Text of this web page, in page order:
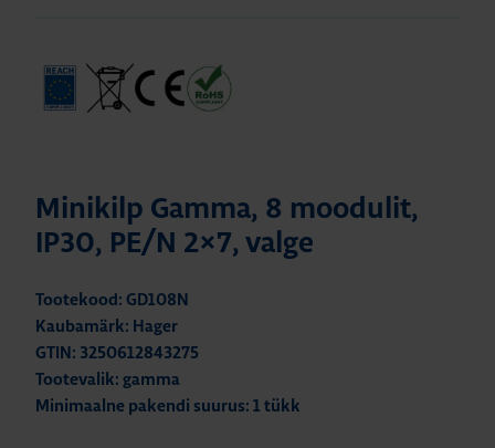
Minikilp Gamma, 8 moodulit,
IP30, PE/N 2×7, valge
Tootekood: GD108N
Kaubamärk: Hager
GTIN: 3250612843275
Tootevalik: gamma
Minimaalne pakendi suurus: 1 tükk